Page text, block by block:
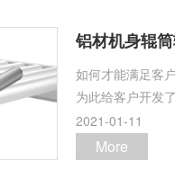
铝材机身辊
如何才能满足客
为此给客户开发
2021-01-11
More